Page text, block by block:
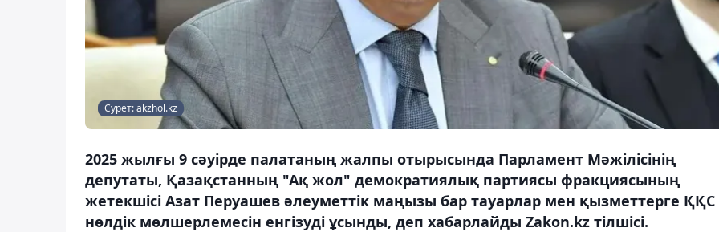
Сурет: akzhol.kz
2025 жылғы 9 сәуірде палатаның жалпы отырысында Парламент Мәжілісінің
депутаты, Қазақстанның "Ақ жол" демократиялық партиясы фракциясының
жетекшісі Азат Перуашев әлеуметтік маңызы бар тауарлар мен қызметтерге ҚҚС
нөлдік мөлшерлемесін енгізуді ұсынды, деп хабарлайды Zakon.kz тілшісі.